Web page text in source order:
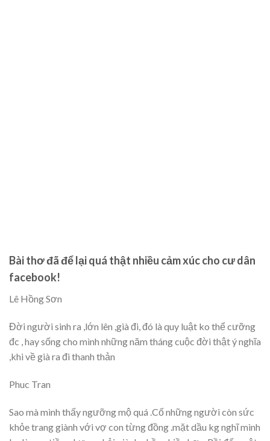
Bài thơ đã để lại quá thật nhiều cảm xúc cho cư dân
facebook!
Lê Hồng Sơn
Đời người sinh ra ,lớn lên ,già đi, đó là quy luật ko thể cưỡng
đc , hay sống cho mình những năm tháng cuộc đời thật ý nghĩa
,khi về già ra đi thanh thản
Phuc Tran
Sao mà mình thấy ngưỡng mộ quá .Cố những người còn sức
khỏe trang giành với vợ con từng đồng .mặt dầu kg nghĩ mình